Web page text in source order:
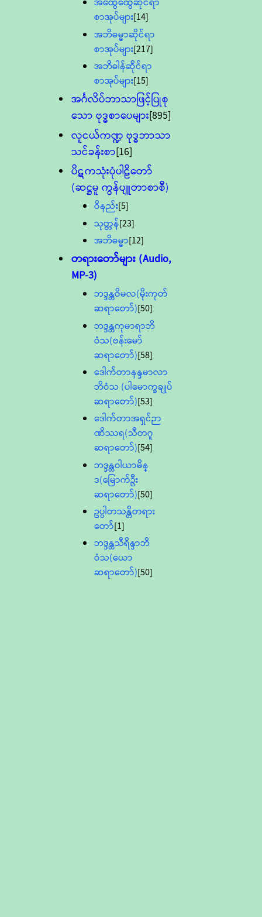
စာအုပ်များ[14]
အဘိဓမ္မာဆိုင်ရာ
စာအုပ်များ[217]
အဘိဓါန်ဆိုင်ရာ
စာအုပ်များ[15]
အင်္ဂလိပ်ဘာသာဖြင့်ပြုစု
သော ဗုဒ္ဓစာပေများ[895]
လူငယ်ကဏ္ဍ ဗုဒ္ဓဘာသာ
သင်ခန်းစာ[16]
ပိဋကသုံးပုံပါဠိတော်
(ဆဋ္ဌမူ ကွန်ပျူတာစာစီ)
ဝိနည်း[5]
သုတ္တန်[23]
အဘိဓမ္မာ[12]
တရားတော်များ (Audio,
MP-3)
ဘဒ္ဒန္တဝိမလ(မိုးကုတ်
ဆရာတော်)[50]
ဘဒ္ဒန္တကုမာရာဘိ
ဝံသ(ဗန်းမော်
ဆရာတော်)[58]
ဒေါက်တာနန္ဒမာလာ
ဘိဝံသ (ပါမောက္ခချုပ်
ဆရာတော်)[53]
ဒေါက်တာအရှင်ဉာ
ဏိဿရ(သီတဂူ
ဆရာတော်)[54]
ဘဒ္ဒန္တဝါယာမိန္
ဒ(မြောက်ဦး
ဆရာတော်)[50]
ဥပ္ပါတသန္တိတရား
တော်[1]
ဘဒ္ဒန္တသီရိန္ဒာဘိ
ဝံသ(ယော
ဆရာတော်)[50]